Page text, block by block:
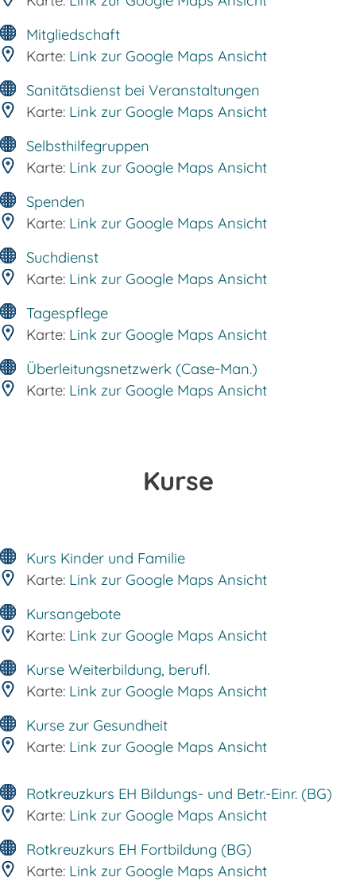
Mitgliedschaft
Karte: Link zur Google Maps Ansicht
Sanitätsdienst bei Veranstaltungen
Karte: Link zur Google Maps Ansicht
Selbsthilfegruppen
Karte: Link zur Google Maps Ansicht
Spenden
Karte: Link zur Google Maps Ansicht
Suchdienst
Karte: Link zur Google Maps Ansicht
Tagespflege
Karte: Link zur Google Maps Ansicht
Überleitungsnetzwerk (Case-Man.)
Karte: Link zur Google Maps Ansicht
Kurse
Kurs Kinder und Familie
Karte: Link zur Google Maps Ansicht
Kursangebote
Karte: Link zur Google Maps Ansicht
Kurse Weiterbildung, berufl.
Karte: Link zur Google Maps Ansicht
Kurse zur Gesundheit
Karte: Link zur Google Maps Ansicht
Rotkreuzkurs EH Bildungs- und Betr.-Einr. (BG)
Karte: Link zur Google Maps Ansicht
Rotkreuzkurs EH Fortbildung (BG)
Karte: Link zur Google Maps Ansicht